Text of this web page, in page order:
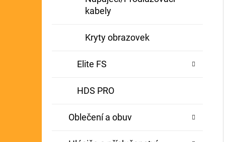
kabely
Kryty obrazovek
Elite FS
HDS PRO
Oblečení a obuv